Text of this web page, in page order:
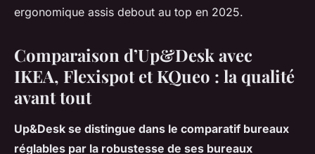
ergonomique assis debout au top en 2025.
Comparaison d’Up&Desk avec
IKEA, Flexispot et KQueo : la qualité
avant tout
Up&Desk se distingue dans le comparatif bureaux
réglables par la robustesse de ses bureaux